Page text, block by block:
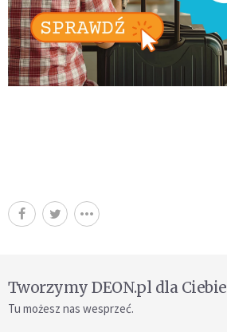
Tworzymy DEON.pl dla Ciebie
Tu możesz nas wesprzeć.